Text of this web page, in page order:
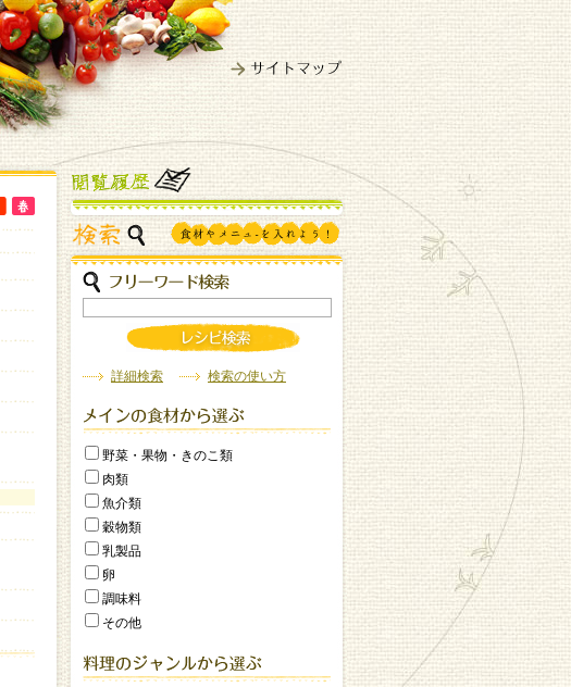
詳細検索 検索の使い方
野菜・果物・きのこ類
肉類
魚介類
穀物類
乳製品
卵
調味料
その他